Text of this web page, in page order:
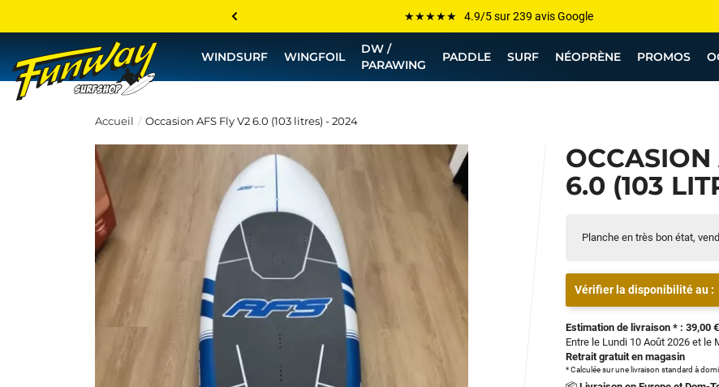
Les plus grandes marques sont chez Funway
Jusqu’à -75% de remise sur le windsurf, wingfoil, etc...
💰 Meilleur prix garanti — Moins cher ailleurs ? On s’aligne !
WINDSURF WINGFOIL
DW /
PARAWING
PADDLE SURF NÉOPRÈNE PROMOS
Accueil Occasion AFS Fly V2 6.0 (103 litres) - 2024
OCCASION
6.0 (103
Planche en très bon état,
Vérifier la disponibilité au :
Estimation de livraison * : 39,00 €
Entre le Lundi 10 Août 2026 et le
Retrait gratuit en magasin
* Calculée sur une livraison standard à